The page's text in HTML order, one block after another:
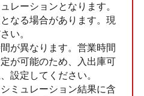
レーションとなります。
なる場合があります。現
い。
が異なります。営業時間
が可能のため、入出庫可
設定してください。
ミュレーション結果に含